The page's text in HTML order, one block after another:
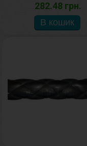
282.48 грн.